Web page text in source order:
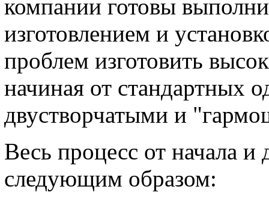
компании готовы
изготовлением и
проблем изготовить
начиная от стандартных
двустворчатыми и
Весь процесс от начала и
следующим образом: